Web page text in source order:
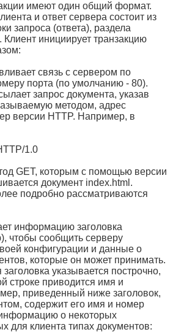
имеют один общий формат.
и ответ сервера состоит из
запроса (ответа), раздела
Клиент инициирует транзакцию
связь с сервером по
порта (по умолчанию - 80).
запрос документа, указав
методом, адрес
версии HTTP. Например, в
1.0
GET, которым с помощью версии
документ index.html.
подробно рассматриваются
информацию заголовка
чтобы сообщить серверу
конфигурации и данные о
которые он может принимать.
указывается построчно,
строке приводится имя и
приведенный ниже заголовок,
содержит его имя и номер
о некоторых
для клиента типах документов: